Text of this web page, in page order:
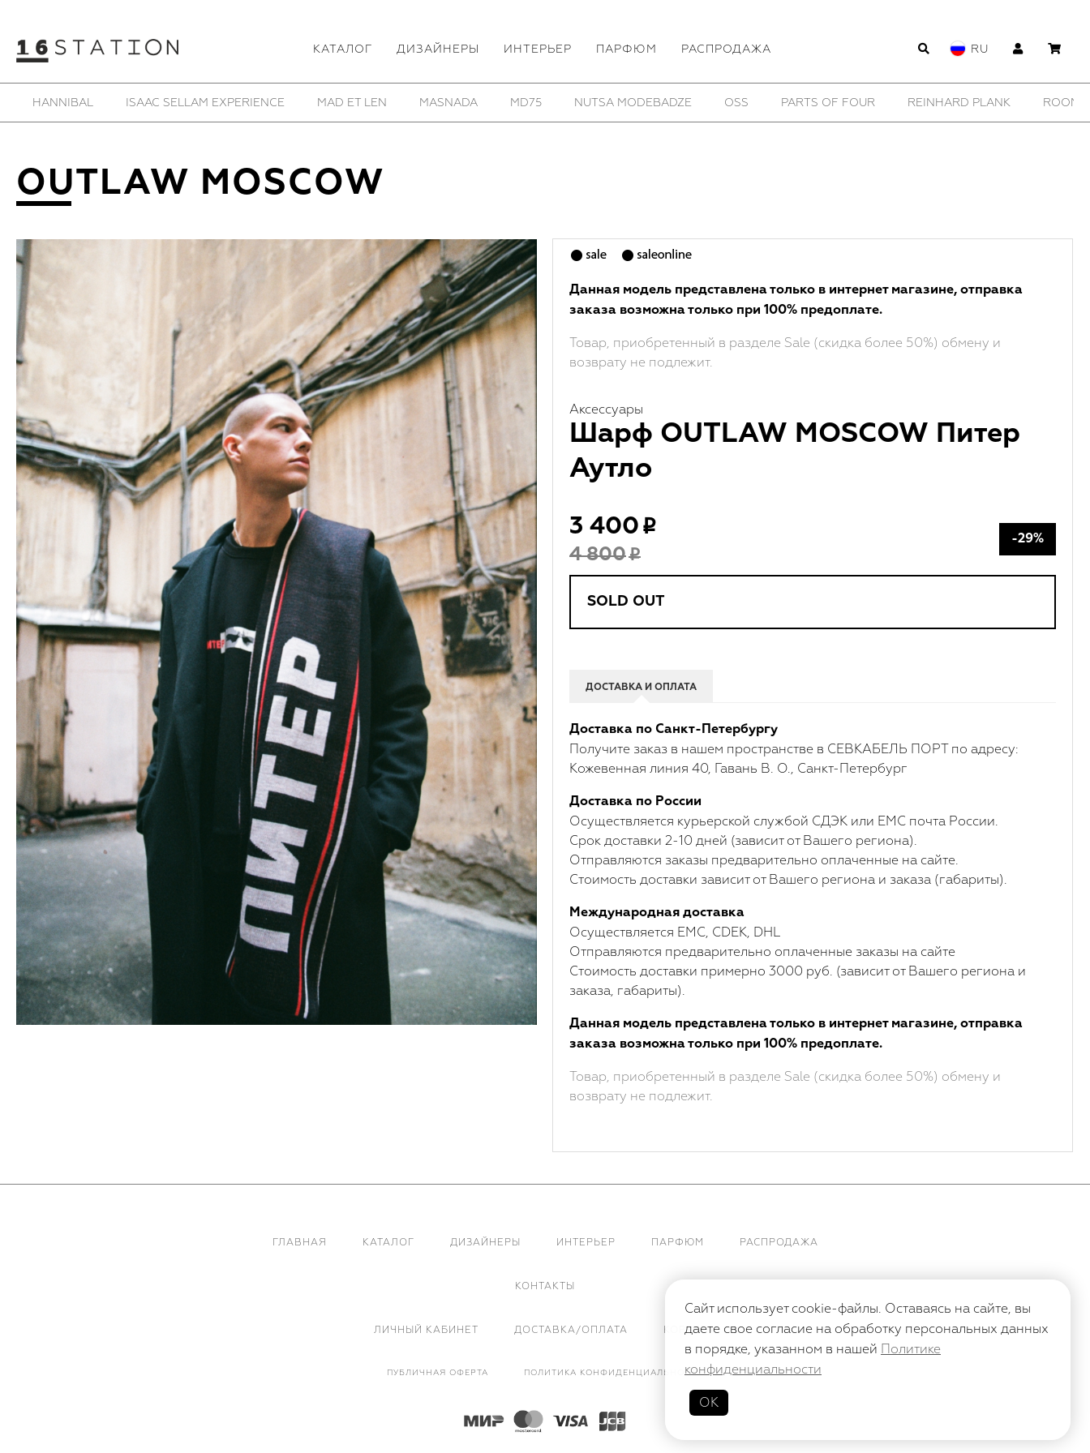
КАТАЛОГ ДИЗАЙНЕРЫ ИНТЕРЬЕР ПАРФЮМ РАСПРОДАЖА RU
HANNIBAL ISAAC SELLAM EXPERIENCE MAD ET LEN MASNADA MD75 NUTSA MODEBADZE OSS PARTS OF FOUR REINHARD PLANK
OUTLAW MOSCOW
Данная модель представлена только в интернет магазине, отправка
заказа возможна только при 100% предоплате.
Товар, приобретенный в разделе Sale (скидка более 50%) обмену и
возврату не подлежит.
Аксессуары
Шарф OUTLAW MOSCOW Питер
Аутло
3 400
4 800
-29%
SOLD OUT
ДОСТАВКА И ОПЛАТА
Доставка по Санкт-Петербургу
Получите заказ в нашем пространстве в СЕВКАБЕЛЬ ПОРТ по адресу:
Кожевенная линия 40, Гавань В. О., Санкт-Петербург
Доставка по России
Осуществляется курьерской службой СДЭК или ЕМС почта России.
Срок доставки 2-10 дней (зависит от Вашего региона).
Отправляются заказы предварительно оплаченные на сайте.
Стоимость доставки зависит от Вашего региона и заказа (габариты).
Международная доставка
Осуществляется ЕМС, CDEK, DHL
Отправляются предварительно оплаченные заказы на сайте
Стоимость доставки примерно 3000 руб. (зависит от Вашего региона и
заказа, габариты).
Данная модель представлена только в интернет магазине, отправка
заказа возможна только при 100% предоплате.
Товар, приобретенный в разделе Sale (скидка более 50%) обмену и
возврату не подлежит.
ГЛАВНАЯ КАТАЛОГ ДИЗАЙНЕРЫ ИНТЕРЬЕР ПАРФЮМ РАСПРОДАЖА
КОНТАКТЫ
ЛИЧНЫЙ КАБИНЕТ ДОСТАВКА/ОПЛАТА КОРЗИНА
ПУБЛИЧНАЯ ОФЕРТА ПОЛИТИКА КОНФИДЕНЦИАЛЬНОСТИ
Сайт использует cookie-файлы. Оставаясь на сайте, вы
даете свое согласие на обработку персональных данных
в порядке, указанном в нашей Политике
конфиденциальности
ОК